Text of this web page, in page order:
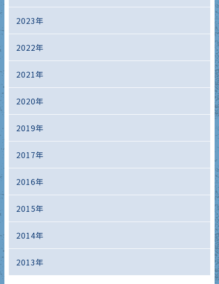
2023年
2022年
2021年
2020年
2019年
2017年
2016年
2015年
2014年
2013年